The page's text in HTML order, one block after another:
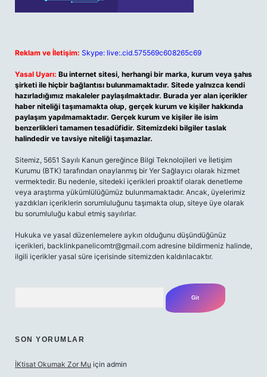
Reklam ve İletişim: Skype: live:.cid.575569c608265c69
Yasal Uyarı: Bu internet sitesi, herhangi bir marka, kurum veya şahıs
şirketi ile hiçbir bağlantısı bulunmamaktadır. Sitede yalnızca kendi
hazırladığımız makaleler paylaşılmaktadır. Burada yer alan içerikler
haber niteliği taşımamakta olup, gerçek kurum ve kişiler hakkında
paylaşım yapılmamaktadır. Gerçek kurum ve kişiler ile isim
benzerlikleri tamamen tesadüfidir. Sitemizdeki bilgiler taslak
halindedir ve tavsiye niteliği taşımazlar.
Sitemiz, 5651 Sayılı Kanun gereğince Bilgi Teknolojileri ve İletişim
Kurumu (BTK) tarafından onaylanmış bir Yer Sağlayıcı olarak hizmet
vermektedir. Bu nedenle, sitedeki içerikleri proaktif olarak denetleme
veya araştırma yükümlülüğümüz bulunmamaktadır. Ancak, üyelerimiz
yazdıkları içeriklerin sorumluluğunu taşımakta olup, siteye üye olarak
bu sorumluluğu kabul etmiş sayılırlar.
Hukuka ve yasal düzenlemelere aykırı olduğunu düşündüğünüz
içerikleri, backlinkpanelicomtr@gmail.com adresine bildirmeniz halinde,
ilgili içerikler yasal süre içerisinde sitemizden kaldırılacaktır.
SON YORUMLAR
İKtisat Okumak Zor Mu için admin